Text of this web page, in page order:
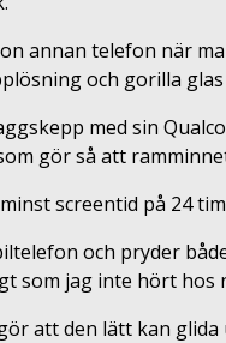
annan telefon när
och gorilla glas
med sin
gör så att
screentid på 24
och pryder
som jag inte hört
att den lätt kan